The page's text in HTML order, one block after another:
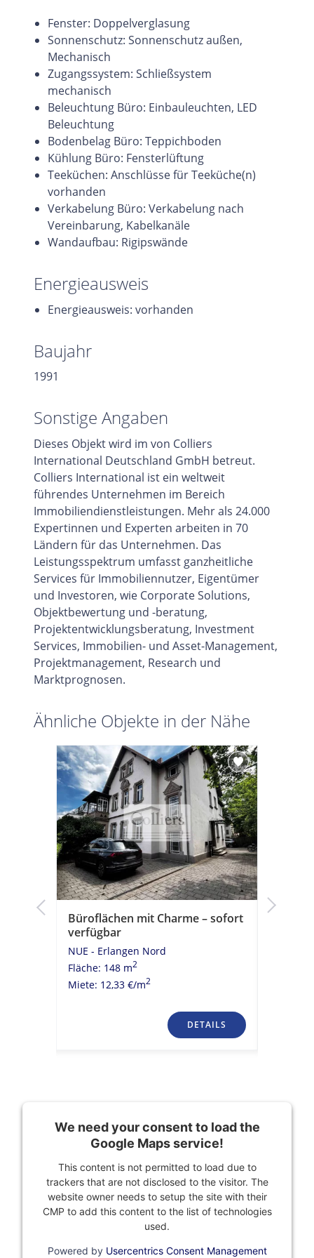
Fenster: Doppelverglasung
Sonnenschutz: Sonnenschutz außen,
Mechanisch
Zugangssystem: Schließsystem
mechanisch
Beleuchtung Büro: Einbauleuchten, LED
Beleuchtung
Bodenbelag Büro: Teppichboden
Kühlung Büro: Fensterlüftung
Teeküchen: Anschlüsse für Teeküche(n)
vorhanden
Verkabelung Büro: Verkabelung nach
Vereinbarung, Kabelkanäle
Wandaufbau: Rigipswände
Energieausweis
Energieausweis: vorhanden
Baujahr
1991
Sonstige Angaben
Dieses Objekt wird im von Colliers
International Deutschland GmbH betreut.
Colliers International ist ein weltweit
führendes Unternehmen im Bereich
Immobiliendienstleistungen. Mehr als 24.000
Expertinnen und Experten arbeiten in 70
Ländern für das Unternehmen. Das
Leistungsspektrum umfasst ganzheitliche
Services für Immobiliennutzer, Eigentümer
und Investoren, wie Corporate Solutions,
Objektbewertung und -beratung,
Projektentwicklungsberatung, Investment
Services, Immobilien- und Asset-Management,
Projektmanagement, Research und
Marktprognosen.
Ähnliche Objekte in der Nähe
Büroflächen mit Charme – sofort
verfügbar
NUE - Erlangen Nord
Fläche: 148 m2
Miete: 12,33 €/m2
DETAILS
We need your consent to load the
Google Maps service!
This content is not permitted to load due to
trackers that are not disclosed to the visitor. The
website owner needs to setup the site with their
CMP to add this content to the list of technologies
used.
Powered by Usercentrics Consent Management